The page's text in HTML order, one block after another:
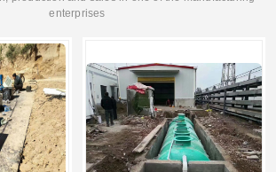
enterprises